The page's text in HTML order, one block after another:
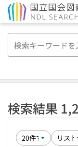
検索結果